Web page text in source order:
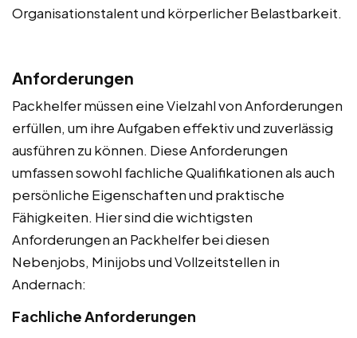
Organisationstalent und körperlicher Belastbarkeit.
Anforderungen
Packhelfer müssen eine Vielzahl von Anforderungen
erfüllen, um ihre Aufgaben effektiv und zuverlässig
ausführen zu können. Diese Anforderungen
umfassen sowohl fachliche Qualifikationen als auch
persönliche Eigenschaften und praktische
Fähigkeiten. Hier sind die wichtigsten
Anforderungen an Packhelfer bei diesen
Nebenjobs, Minijobs und Vollzeitstellen in
Andernach:
Fachliche Anforderungen